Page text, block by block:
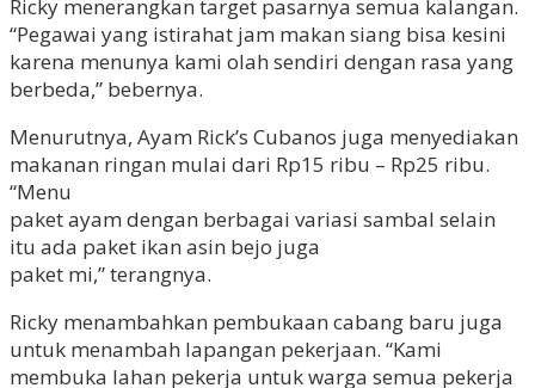
Ricky menerangkan target pasarnya semua kalangan.
“Pegawai yang istirahat jam makan siang bisa kesini
karena menunya kami olah sendiri dengan rasa yang
berbeda,” bebernya.
Menurutnya, Ayam Rick’s Cubanos juga menyediakan
makanan ringan mulai dari Rp15 ribu – Rp25 ribu.
“Menu
paket ayam dengan berbagai variasi sambal selain
itu ada paket ikan asin bejo juga
paket mi,” terangnya.
Ricky menambahkan pembukaan cabang baru juga
untuk menambah lapangan pekerjaan. “Kami
membuka lahan pekerja untuk warga semua pekerja